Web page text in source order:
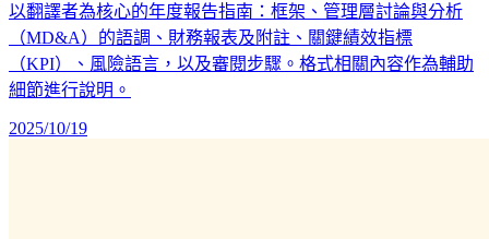
以翻譯者為核心的年度報告指南：框架、管理層討論與分析
（MD&A）的語調、財務報表及附註、關鍵績效指標
（KPI）、風險語言，以及審閱步驟。格式相關內容作為輔助
細節進行說明。
2025/10/19